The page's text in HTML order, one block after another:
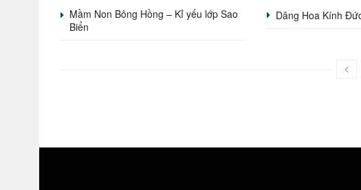
Mầm Non Bông Hồng – Kỉ yếu lớp Sao
Biển
Dâng Hoa Kính